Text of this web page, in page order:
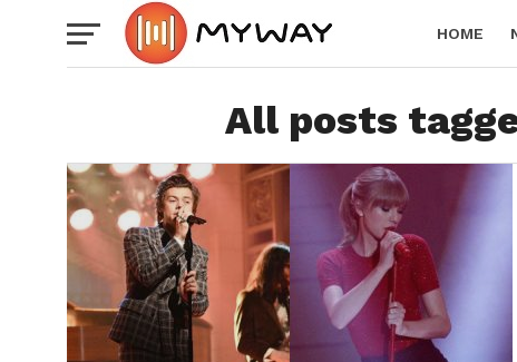
HOME
All posts